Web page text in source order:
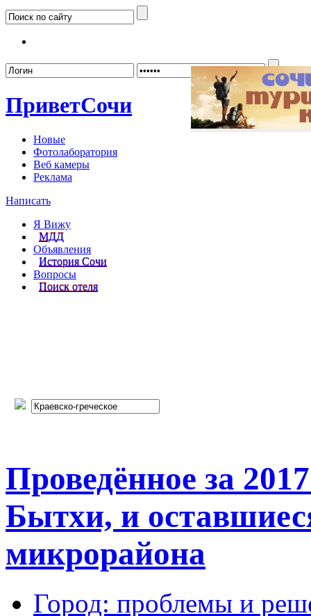
ПриветСочи
Новые
Фотолаборатория
Веб камеры
Реклама
Написать
Я Вижу
МДД
Объявления
История Сочи
Вопросы
Поиск отеля
Проведённое за
Бытхи, и
микрорайона
Город: проблемы и